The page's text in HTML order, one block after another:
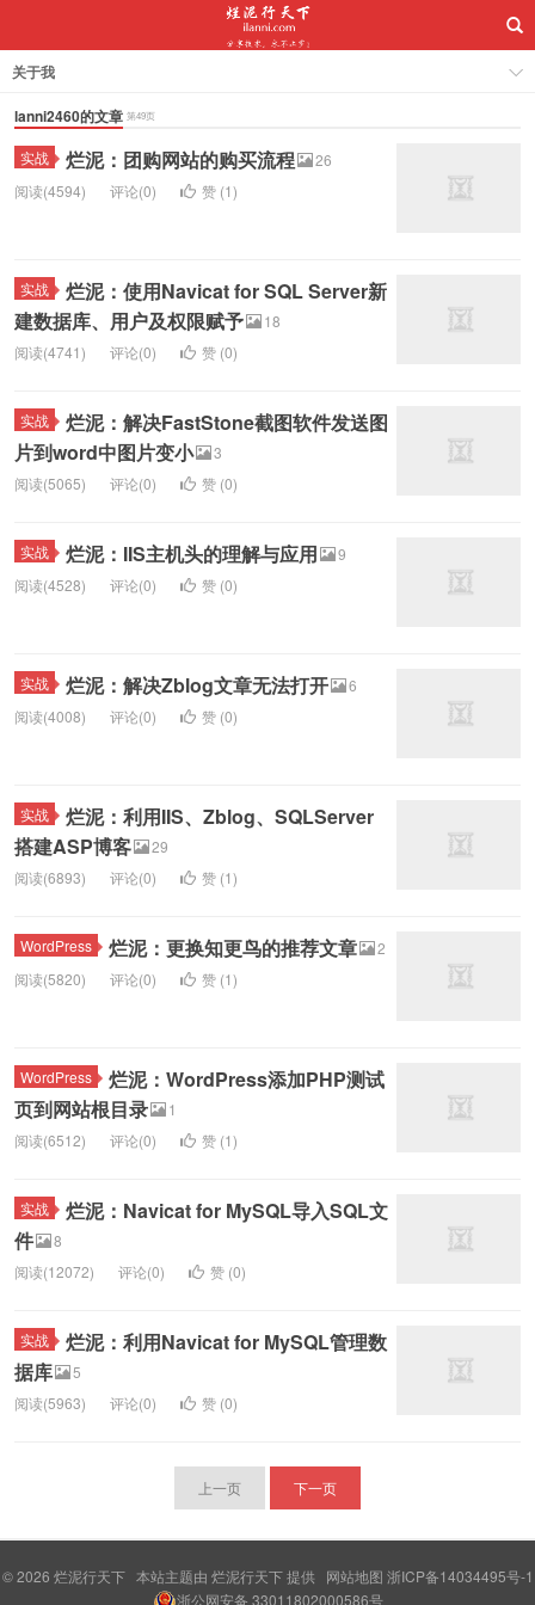
关于我
lanni2460的文章 第49页
实战 烂泥：团购网站的购买流程
26
阅读(4594)
评论(0) 赞 (1)
实战
烂泥：使用Navicat for SQL Server新
建数据库、用户及权限赋予
18
阅读(4741)
评论(0) 赞 (0)
实战
烂泥：解决FastStone截图软件发送图
片到word中图片变小
3
阅读(5065)
评论(0) 赞 (0)
实战 烂泥：IIS主机头的理解与应用
9
阅读(4528)
评论(0) 赞 (0)
实战 烂泥：解决Zblog文章无法打开
6
阅读(4008)
评论(0) 赞 (0)
实战
烂泥：利用IIS、Zblog、SQLServer
搭建ASP博客
29
阅读(6893)
评论(0) 赞 (1)
WordPress 烂泥：更换知更鸟的推荐文章
2
阅读(5820)
评论(0) 赞 (1)
WordPress
烂泥：WordPress添加PHP测试
页到网站根目录
1
阅读(6512)
评论(0) 赞 (1)
实战
烂泥：Navicat for MySQL导入SQL文
件
8
阅读(12072)
评论(0) 赞 (0)
实战
烂泥：利用Navicat for MySQL管理数
据库
5
阅读(5963)
评论(0) 赞 (0)
上一页 下一页
© 2026 烂泥行天下本站主题由 烂泥行天下提供 网站地图 浙ICP备14034495号-1
浙公网安备 33011802000586号